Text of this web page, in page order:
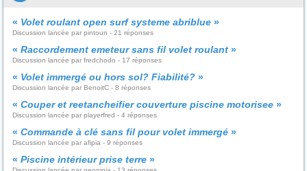
« Volet roulant open surf systeme abriblue »
Discussion lancée par pintoun - 21 réponses
« Raccordement emeteur sans fil volet roulant »
Discussion lancée par fredchodo - 17 réponses
« Volet immergé ou hors sol? Fiabilité? »
Discussion lancée par BenoitC - 8 réponses
« Couper et reetancheifier couverture piscine motorisee »
Discussion lancée par playerfred - 4 réponses
« Commande à clé sans fil pour volet immergé »
Discussion lancée par afipia - 9 réponses
« Piscine intérieur prise terre »